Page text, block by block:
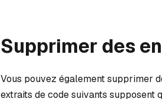
Supprimer des
Vous pouvez également supprimer
extraits de code suivants supposent